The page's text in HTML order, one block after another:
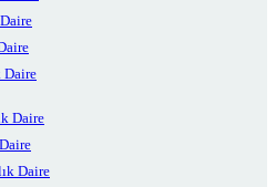
Daire
Daire
Daire